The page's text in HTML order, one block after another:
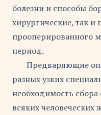
болезни и способы
хирургические, так
прооперированного
период.
Предваряющие
разных узких
необходимость
всяких